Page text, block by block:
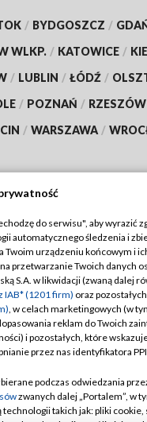
/ BYDGOSZCZ /
WLKP. / KATOWICE /
/ LUBLIN / ŁÓDŹ /
/ POZNAŃ / RZESZÓW
/ WARSZAWA /
TVP
TVP
Cyfrowa
Regulamin TVP
Polityka prywatności
Moje zgody
Pomoc
Kontakt
do serwisu", aby wyrazić
automatycznego śledzenia i
Twoim urządzeniu końcowym i
przetwarzanie Twoich danych
S.A. w likwidacji (zwaną dalej
IAB* (1201 firm) oraz pozostałych
, w celach marketingowych (w
reklam do Twoich
i pozostałych, które
przez nas identyfikatora
podczas odwiedzania
zwanych dalej „Portalem”, w
technologii takich jak: pliki